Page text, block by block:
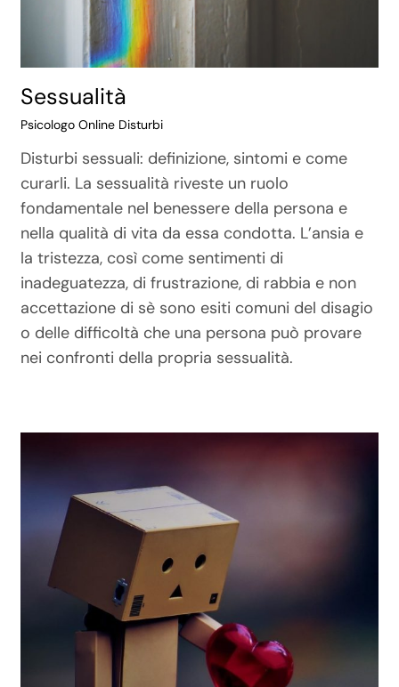
Sessualità
Psicologo Online Disturbi
Disturbi sessuali: definizione, sintomi e come
curarli. La sessualità riveste un ruolo
fondamentale nel benessere della persona e
nella qualità di vita da essa condotta. L’ansia e
la tristezza, così come sentimenti di
inadeguatezza, di frustrazione, di rabbia e non
accettazione di sè sono esiti comuni del disagio
o delle difficoltà che una persona può provare
nei confronti della propria sessualità.